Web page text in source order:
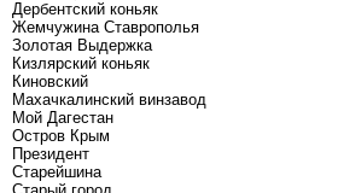
Дербентский коньяк
Жемчужина Ставрополья
Золотая Выдержка
Кизлярский коньяк
Киновский
Махачкалинский винзавод
Мой Дагестан
Остров Крым
Президент
Старейшина